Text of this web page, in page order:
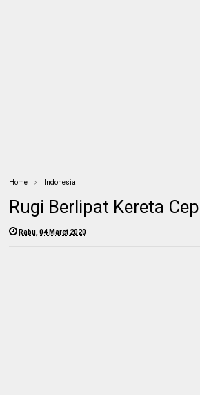
Home Indonesia
Rugi Berlipat Kereta
Rabu, 04 Maret 2020